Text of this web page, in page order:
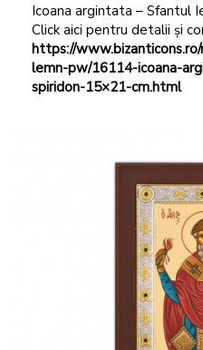
Icoana argintata – Sfantul
Click aici pentru detalii și
https://
lemn-pw/16114-icoana-
spiridon-15×21-cm.html